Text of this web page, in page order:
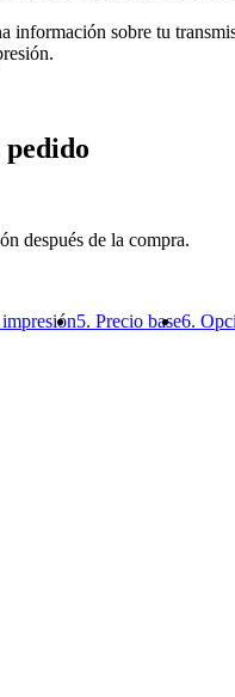
información sobre tu
después de la compra.
5. Precio base6.